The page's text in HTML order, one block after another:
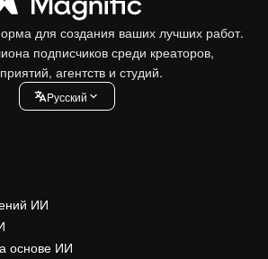
для создания ваших лучших работ.
подписчиков среди креаторов,
агентств и студий.
Pусский
ИИ
основе ИИ